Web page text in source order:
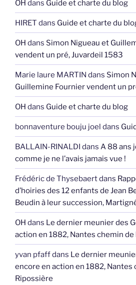
OH dans Guide et charte du blog
HIRET dans Guide et charte du
OH dans Simon Nigueau et
vendent un pré, Juvardeil 1583
Marie laure MARTIN dans Simon
Guillemine Fournier vendent un
OH dans Guide et charte du blog
bonnaventure bouju joel dans
BALLAIN-RINALDI dans A 88 ans
comme je ne l’avais jamais vue !
Frédéric de Thysebaertdans
d’hoiries des 12 enfants de Jean
Beudin à leur succession,
OH dans Le dernier meunier des
action en 1882, Nantes chemin de
yvan pfaffdans Le dernier
encore en action en 1882, Nantes
Ripossière